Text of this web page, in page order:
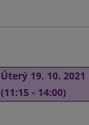
Úterý 19. 10. 2021
(11:15 - 14:00)